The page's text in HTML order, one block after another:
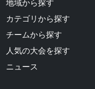
地域から探す
カテゴリから探す
チームから探す
人気の大会を探す
ニュース